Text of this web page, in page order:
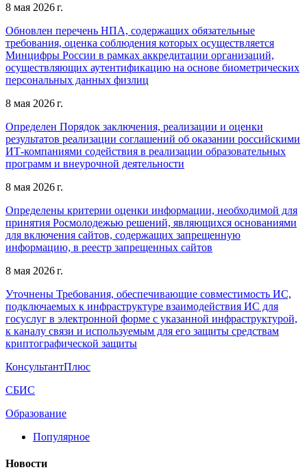
8 мая 2026 г.
Обновлен перечень НПА, содержащих обязательные
требования, оценка соблюдения которых осуществляется
Минцифры России в рамках аккредитации организаций,
осуществляющих аутентификацию на основе биометрических
персональных данных физлиц
8 мая 2026 г.
Определен Порядок заключения, реализации и оценки
результатов реализации соглашений об оказании российскими
ИТ-компаниями содействия в реализации образовательных
программ и внеурочной деятельности
8 мая 2026 г.
Определены критерии оценки информации, необходимой для
принятия Росмолодежью решений, являющихся основаниями
для включения сайтов, содержащих запрещенную
информацию, в реестр запрещенных сайтов
8 мая 2026 г.
Уточнены Требования, обеспечивающие совместимость ИС,
подключаемых к инфраструктуре взаимодействия ИС для
госуслуг в электронной форме с указанной инфраструктурой,
к каналу связи и используемым для его защиты средствам
криптографической защиты
КонсультантПлюс
СБИС
Образование
Популярное
Новости